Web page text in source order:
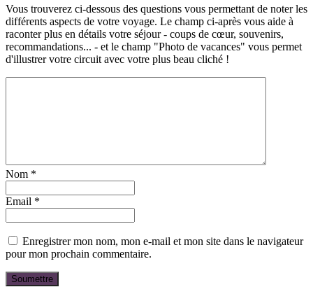
Vous trouverez ci-dessous des questions vous permettant de noter les
différents aspects de votre voyage. Le champ ci-après vous aide à
raconter plus en détails votre séjour - coups de cœur, souvenirs,
recommandations... - et le champ "Photo de vacances" vous permet
d'illustrer votre circuit avec votre plus beau cliché !
Nom *
Email *
Enregistrer mon nom, mon e-mail et mon site dans le navigateur
pour mon prochain commentaire.